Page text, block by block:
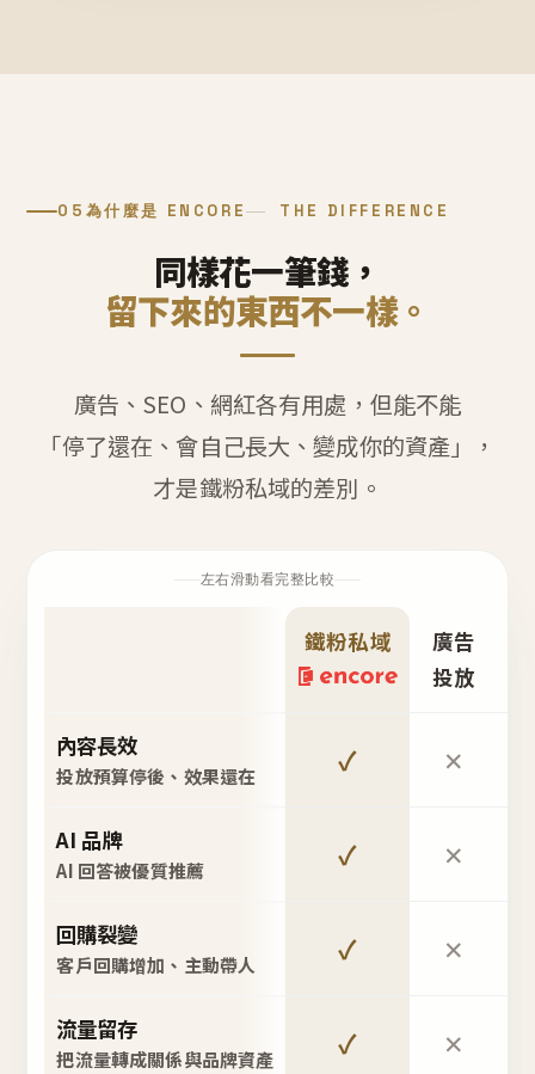
05 為什麼是 ENCORE THE DIFFERENCE
同樣花一筆錢，
留下來的東西不一樣。
廣告、SEO、網紅各有用處，但能不能
「停了還在、會自己長大、變成你的資產」，
才是鐵粉私域的差別。
左右滑動看完整比較
鐵粉私域
廣告
投放
內容長效
投放預算停後、效果還在 ✓ ✕
AI 品牌
AI 回答被優質推薦 ✓ ✕
回購裂變
客戶回購增加、主動帶人 ✓ ✕
流量留存
把流量轉成關係與品牌資產 ✓ ✕